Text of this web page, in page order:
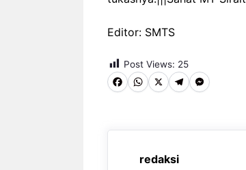
Editor: SMTS
Post Views: 25
F
c
W
a
X T
l
e
M
s
redaksi